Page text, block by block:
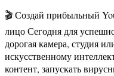
🎬 Создай прибыльный YouTube-канал, не показывая своё
лицо Сегодня для
дорогая камера, студия
искусственному
контент, запускать